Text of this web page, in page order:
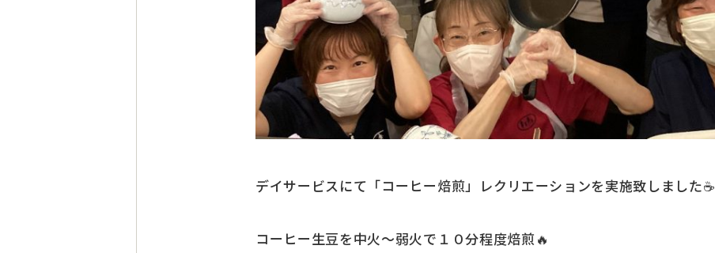
デイサービスにて「コーヒー焙煎」レクリエーションを実施致しました☕
コーヒー生豆を中火～弱火で１０分程度焙煎🔥